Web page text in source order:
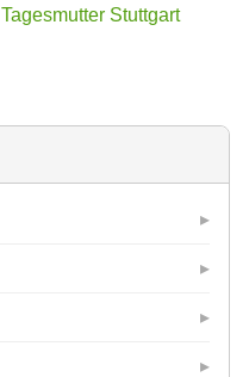
Tagesmutter Stuttgart